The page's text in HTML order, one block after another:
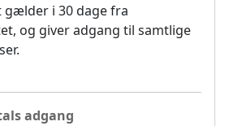
i 30 dage fra
og giver adgang til samtlige
adgang